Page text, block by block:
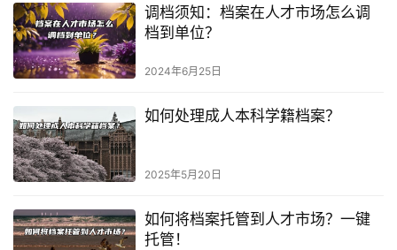
调档须知：档案在人才市场怎么调
档到单位？
2024年6月25日
如何处理成人本科学籍档案？
2025年5月20日
如何将档案托管到人才市场？一键
托管！